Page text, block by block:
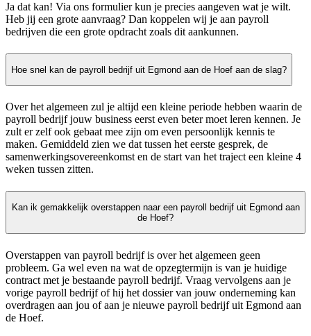
Ja dat kan! Via ons formulier kun je precies aangeven wat je wilt.
Heb jij een grote aanvraag? Dan koppelen wij je aan payroll
bedrijven die een grote opdracht zoals dit aankunnen.
Hoe snel kan de payroll bedrijf uit Egmond aan de Hoef aan de slag?
Over het algemeen zul je altijd een kleine periode hebben waarin de
payroll bedrijf jouw business eerst even beter moet leren kennen. Je
zult er zelf ook gebaat mee zijn om even persoonlijk kennis te
maken. Gemiddeld zien we dat tussen het eerste gesprek, de
samenwerkingsovereenkomst en de start van het traject een kleine 4
weken tussen zitten.
Kan ik gemakkelijk overstappen naar een payroll bedrijf uit Egmond aan
de Hoef?
Overstappen van payroll bedrijf is over het algemeen geen
probleem. Ga wel even na wat de opzegtermijn is van je huidige
contract met je bestaande payroll bedrijf. Vraag vervolgens aan je
vorige payroll bedrijf of hij het dossier van jouw onderneming kan
overdragen aan jou of aan je nieuwe payroll bedrijf uit Egmond aan
de Hoef.